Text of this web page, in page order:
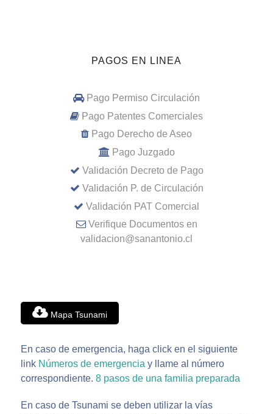
PAGOS EN LINEA
Pago Permiso Circulación
Pago Patentes Comerciales
Pago Derecho de Aseo
Pago Juzgado
Validación Decreto de Pago
Validación P. de Circulación
Validación PAT Comercial
Verifique Documentos en
validacion@sanantonio.cl
Mapa Tsunami
En caso de emergencia, haga click en el siguiente
link Números de emergencia y llame al número
correspondiente. 8 pasos de una familia preparada
En caso de Tsunami se deben utilizar la vías